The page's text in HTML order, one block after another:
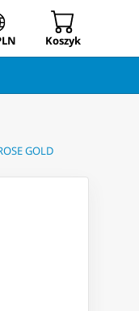
Koszyk
GOLD